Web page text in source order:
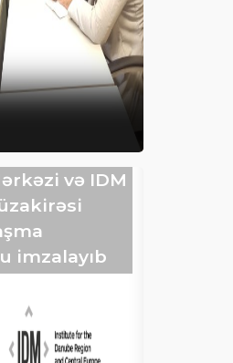
və IDM
imzalayıb